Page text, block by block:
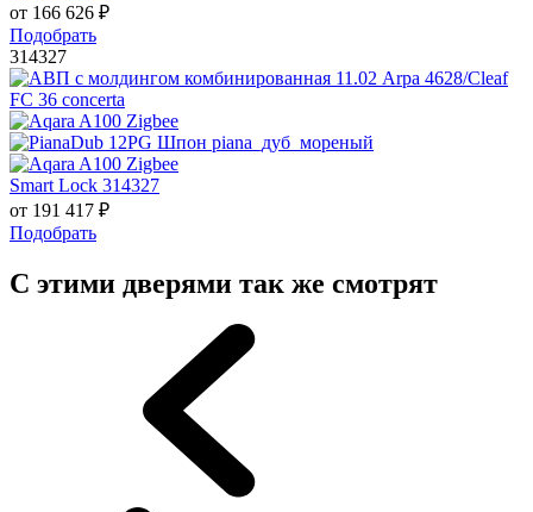
от 166 626 ₽
Подобрать
314327
Smart Lock 314327
от 191 417 ₽
Подобрать
С этими дверями так же смотрят